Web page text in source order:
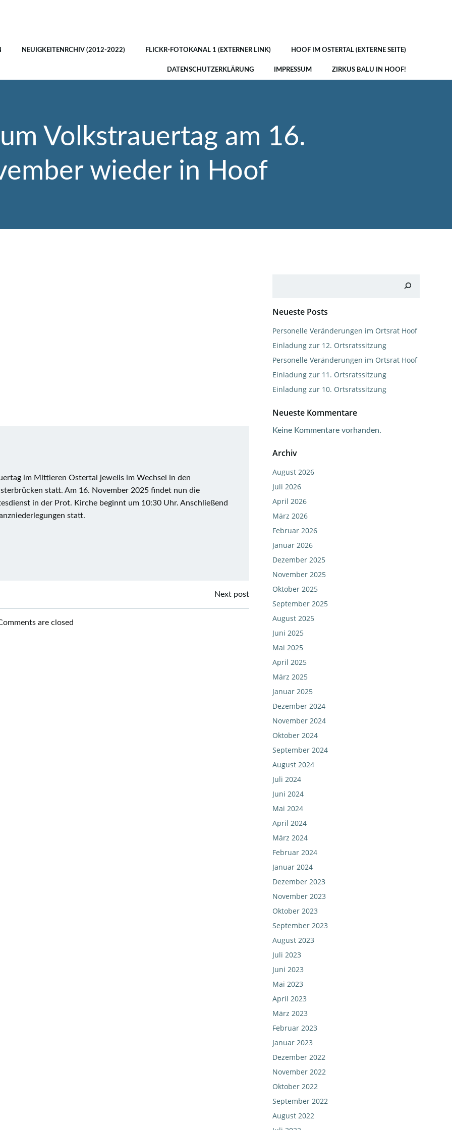
NEUIGKEITENRCHIV (2012-2022) FLICKR-FOTOKANAL 1 (EXTERNER LINK) HOOF IM OSTERTAL (EXTERNE SEITE)
DATENSCHUTZERKLÄRUNG IMPRESSUM ZIRKUS BALU IN HOOF!
Volkstrauertag am 16.
wieder in Hoof
im Mittleren Ostertal jeweils im Wechsel in den
statt. Am 16. November 2025 findet nun die
in der Prot. Kirche beginnt um 10:30 Uhr. Anschließend
statt.
navigation
Next post
are closed
Neueste Posts
Personelle Veränderungen im Ortsrat Hoof
Einladung zur 12. Ortsratssitzung
Personelle Veränderungen im Ortsrat Hoof
Einladung zur 11. Ortsratssitzung
Einladung zur 10. Ortsratssitzung
Neueste Kommentare
Keine Kommentare vorhanden.
Archiv
August 2026
Juli 2026
April 2026
März 2026
Februar 2026
Januar 2026
Dezember 2025
November 2025
Oktober 2025
September 2025
August 2025
Juni 2025
Mai 2025
April 2025
März 2025
Januar 2025
Dezember 2024
November 2024
Oktober 2024
September 2024
August 2024
Juli 2024
Juni 2024
Mai 2024
April 2024
März 2024
Februar 2024
Januar 2024
Dezember 2023
November 2023
Oktober 2023
September 2023
August 2023
Juli 2023
Juni 2023
Mai 2023
April 2023
März 2023
Februar 2023
Januar 2023
Dezember 2022
November 2022
Oktober 2022
September 2022
August 2022